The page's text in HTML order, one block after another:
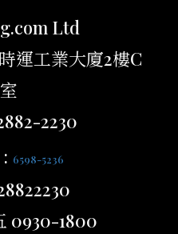
Ltd
運工業大廈2樓C
2230
6598-5236
0930-1800